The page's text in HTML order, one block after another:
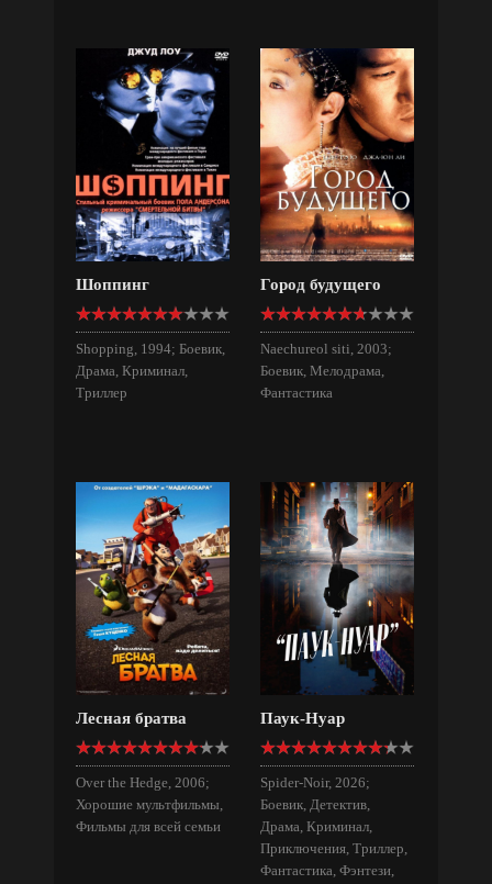
Шоппинг
Shopping, 1994; Боевик,
Драма, Криминал,
Триллер
Город будущего
Naechureol siti, 2003;
Боевик, Мелодрама,
Фантастика
Лесная братва
Over the Hedge, 2006;
Хорошие мультфильмы,
Фильмы для всей семьи
Паук-Нуар
Spider-Noir, 2026;
Боевик, Детектив,
Драма, Криминал,
Приключения, Триллер,
Фантастика, Фэнтези,